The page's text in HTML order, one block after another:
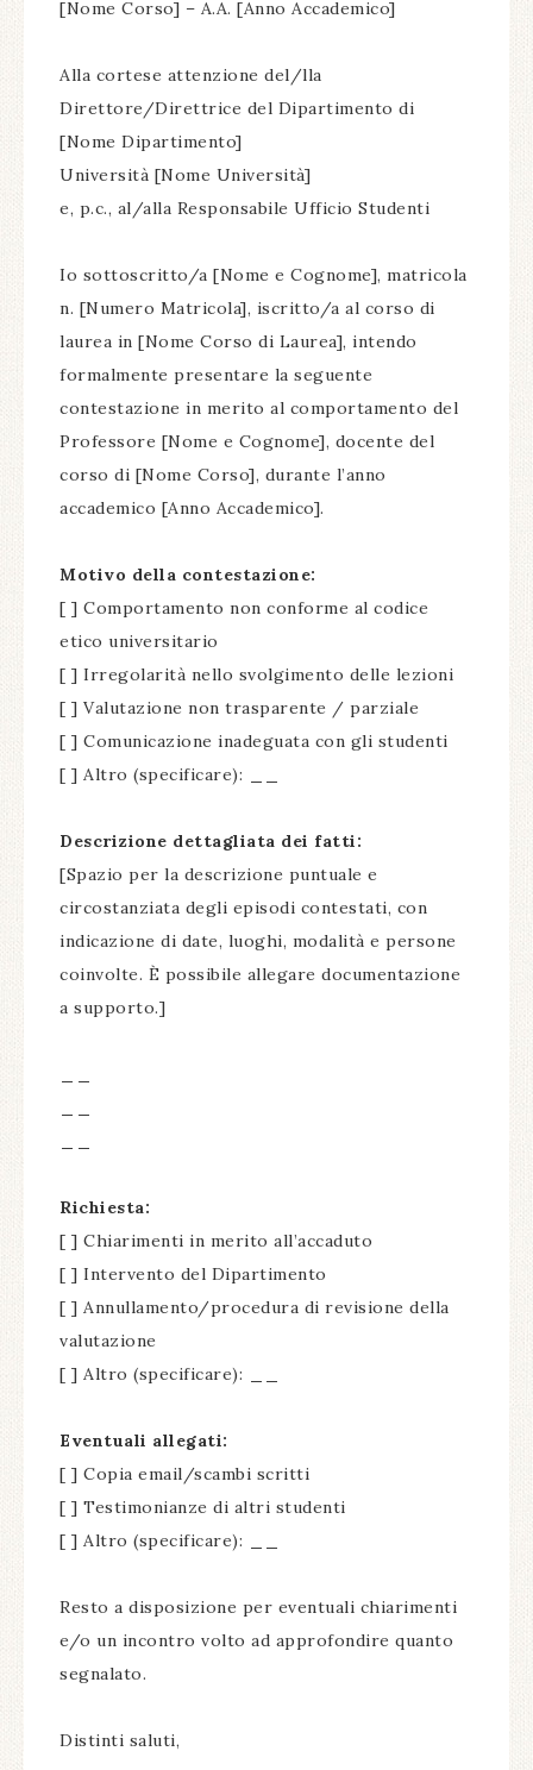
[Nome Corso] – A.A. [Anno Accademico]
Alla cortese attenzione del/lla
Direttore/Direttrice del Dipartimento di
[Nome Dipartimento]
Università [Nome Università]
e, p.c., al/alla Responsabile Ufficio Studenti
Io sottoscritto/a [Nome e Cognome], matricola
n. [Numero Matricola], iscritto/a al corso di
laurea in [Nome Corso di Laurea], intendo
formalmente presentare la seguente
contestazione in merito al comportamento del
Professore [Nome e Cognome], docente del
corso di [Nome Corso], durante l’anno
accademico [Anno Accademico].
Motivo della contestazione:
[ ] Comportamento non conforme al codice
etico universitario
[ ] Irregolarità nello svolgimento delle lezioni
[ ] Valutazione non trasparente / parziale
[ ] Comunicazione inadeguata con gli studenti
[ ] Altro (specificare):
Descrizione dettagliata dei fatti:
[Spazio per la descrizione puntuale e
circostanziata degli episodi contestati, con
indicazione di date, luoghi, modalità e persone
coinvolte. È possibile allegare documentazione
a supporto.]
Richiesta:
[ ] Chiarimenti in merito all’accaduto
[ ] Intervento del Dipartimento
[ ] Annullamento/procedura di revisione della
valutazione
[ ] Altro (specificare):
Eventuali allegati:
[ ] Copia email/scambi scritti
[ ] Testimonianze di altri studenti
[ ] Altro (specificare):
Resto a disposizione per eventuali chiarimenti
e/o un incontro volto ad approfondire quanto
segnalato.
Distinti saluti,